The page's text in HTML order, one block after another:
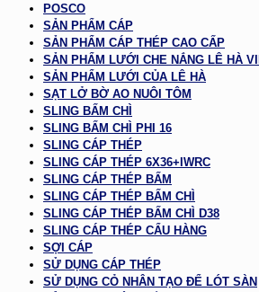
POSCO
SẢN PHẨM CÁP
SẢN PHẨM CÁP THÉP CAO CẤP
SẢN PHẨM LƯỚI CHE NẮNG LÊ HÀ
SẢN PHẨM LƯỚI CỦA LÊ HÀ
SẠT LỞ BỜ AO NUÔI TÔM
SLING BẤM CHÌ
SLING BẤM CHÌ PHI 16
SLING CÁP THÉP
SLING CÁP THÉP 6X36+IWRC
SLING CÁP THÉP BẤM
SLING CÁP THÉP BẤM CHÌ
SLING CÁP THÉP BẤM CHÌ D38
SLING CÁP THÉP CẨU HÀNG
SỢI CÁP
SỬ DỤNG CÁP THÉP
SỬ DỤNG CỎ NHÂN TẠO ĐỂ LÓT SÀN